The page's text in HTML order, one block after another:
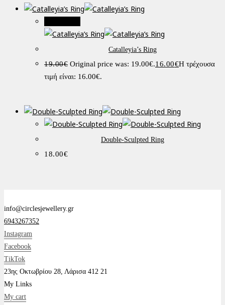
Catalleyia’s Ring
19.00€ Original price was: 19.00€.16.00€Η τρέχουσα
τιμή είναι: 16.00€.
Double-Sculpted Ring
18.00€
info@circlesjewellery.gr
6943267352
Instagram
Facebook
TikTok
23ης Οκτωβρίου 28, Λάρισα 412 21
My Links
My cart